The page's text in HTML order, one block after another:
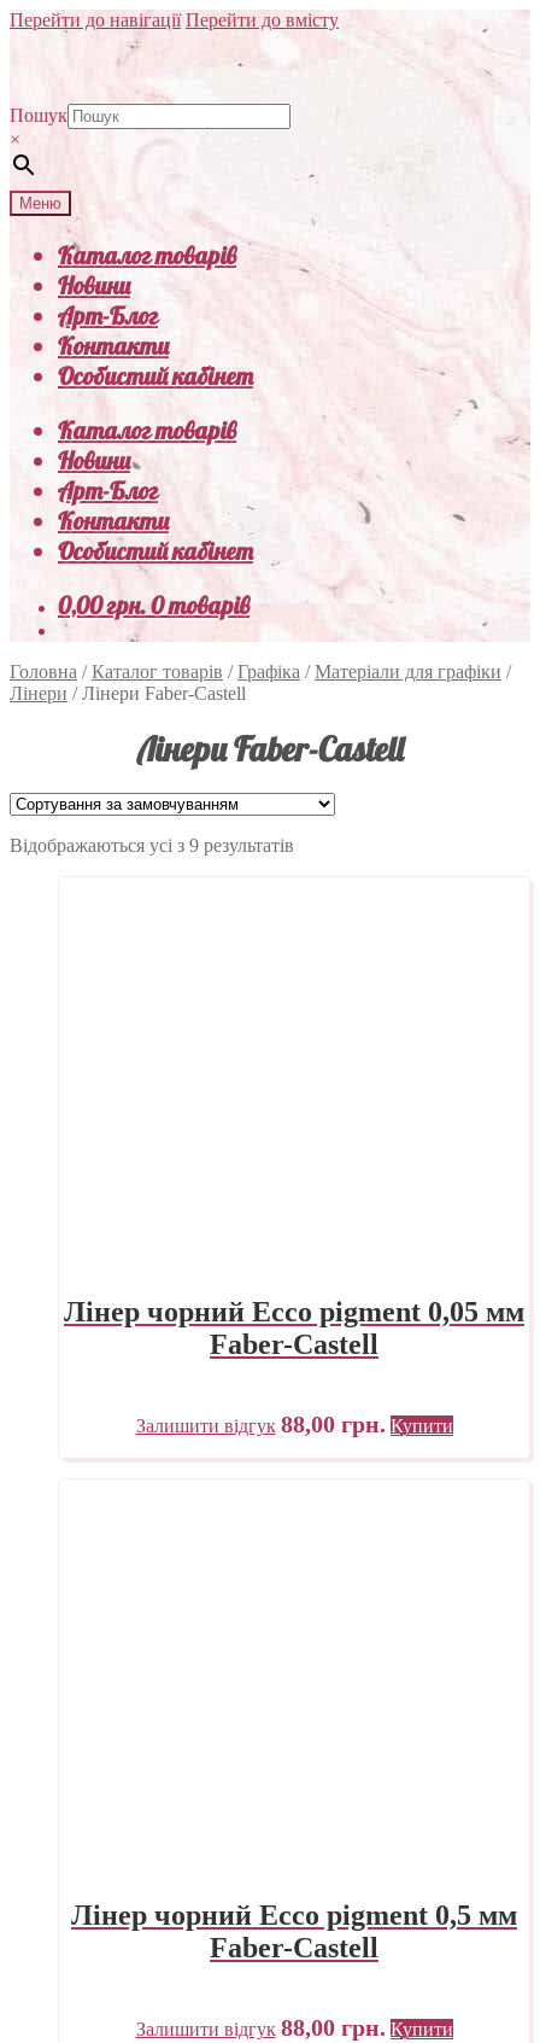
Перейти до навігації Перейти до вмісту
Пошук
×
Меню
Каталог товарів
Новини
Арт-Блог
Контакти
Особистий кабінет
Каталог товарів
Новини
Арт-Блог
Контакти
Особистий кабінет
0,00грн.0 товарів
Головна /Каталог товарів /Графіка /Матеріали для графіки /
Лінери /Лінери Faber-Сastell
Лінери Faber-Сastell
Відображаються усі з 9 результатів
Лінер чорний Ecco pigment 0,05 мм
Faber-Castell
Залишити відгук 88,00 грн. Купити
Лінер чорний Ecco pigment 0,5 мм
Faber-Castell
Залишити відгук 88,00 грн. Купити